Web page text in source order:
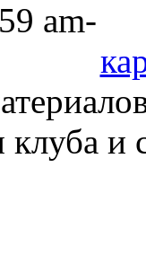
am-
и